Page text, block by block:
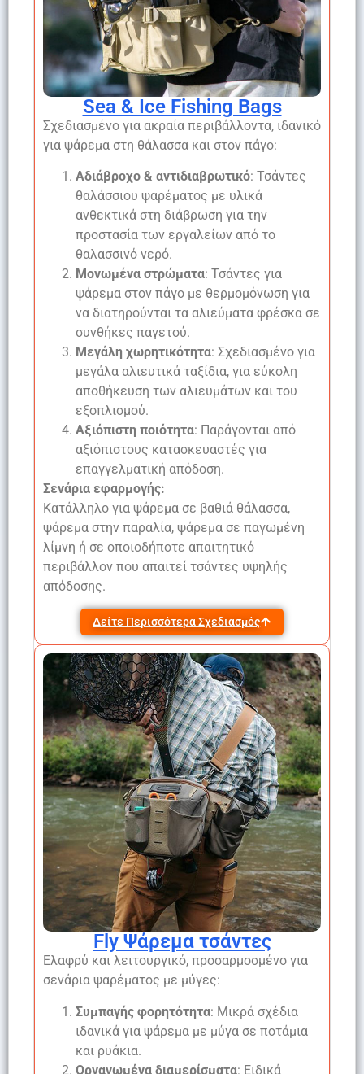
Sea & Ice Fishing Bags
Σχεδιασμένο για ακραία περιβάλλοντα, ιδανικό
για ψάρεμα στη θάλασσα και στον πάγο:
Αδιάβροχο & αντιδιαβρωτικό: Τσάντες
θαλάσσιου ψαρέματος με υλικά
ανθεκτικά στη διάβρωση για την
προστασία των εργαλείων από το
θαλασσινό νερό.
Μονωμένα στρώματα: Τσάντες για
ψάρεμα στον πάγο με θερμομόνωση για
να διατηρούνται τα αλιεύματα φρέσκα σε
συνθήκες παγετού.
Μεγάλη χωρητικότητα: Σχεδιασμένο για
μεγάλα αλιευτικά ταξίδια, για εύκολη
αποθήκευση των αλιευμάτων και του
εξοπλισμού.
Αξιόπιστη ποιότητα: Παράγονται από
αξιόπιστους κατασκευαστές για
επαγγελματική απόδοση.
Σενάρια εφαρμογής:
Κατάλληλο για ψάρεμα σε βαθιά θάλασσα,
ψάρεμα στην παραλία, ψάρεμα σε παγωμένη
λίμνη ή σε οποιοδήποτε απαιτητικό
περιβάλλον που απαιτεί τσάντες υψηλής
απόδοσης.
Δείτε Περισσότερα Σχεδιασμός
Fly Ψάρεμα τσάντες
Ελαφρύ και λειτουργικό, προσαρμοσμένο για
σενάρια ψαρέματος με μύγες:
Συμπαγής φορητότητα: Μικρά σχέδια
ιδανικά για ψάρεμα με μύγα σε ποτάμια
και ρυάκια.
Οργανωμένα διαμερίσματα: Ειδικά